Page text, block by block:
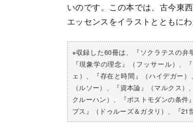
いのです。この本では、古今東
エッセンスをイラストとともに
※収録した60冊は、『ソクラテスの弁
『現象学の理念』（フッサール）、
ェ）、『存在と時間』（ハイデガー
（ルソー）、『資本論』（マルクス
クルーハン）、『ポストモダンの条件
プス』（ドゥルーズ＆ガタリ）、『21